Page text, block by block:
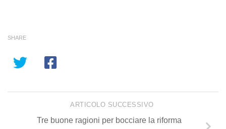
SHARE
ARTICOLO SUCCESSIVO
Tre buone ragioni per bocciare la riforma